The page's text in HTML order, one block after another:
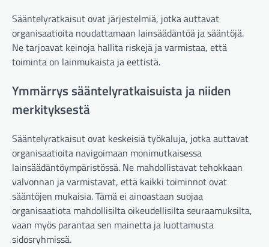
Sääntelyratkaisut ovat järjestelmiä, jotka auttavat
organisaatioita noudattamaan lainsäädäntöä ja sääntöjä.
Ne tarjoavat keinoja hallita riskejä ja varmistaa, että
toiminta on lainmukaista ja eettistä.
Ymmärrys sääntelyratkaisuista ja niiden
merkityksestä
Sääntelyratkaisut ovat keskeisiä työkaluja, jotka auttavat
organisaatioita navigoimaan monimutkaisessa
lainsäädäntöympäristössä. Ne mahdollistavat tehokkaan
valvonnan ja varmistavat, että kaikki toiminnot ovat
sääntöjen mukaisia. Tämä ei ainoastaan suojaa
organisaatiota mahdollisilta oikeudellisilta seuraamuksilta,
vaan myös parantaa sen mainetta ja luottamusta
sidosryhmissä.